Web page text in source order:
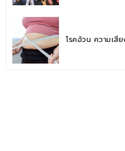
โรคอ้วน ความเสี่